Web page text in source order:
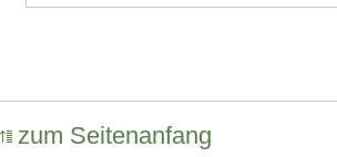
zum Seitenanfang